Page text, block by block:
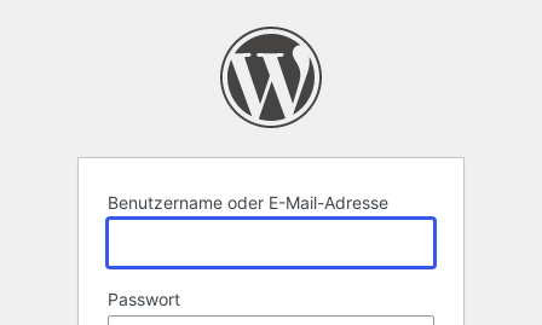
Benutzername oder E-Mail-Adresse
Passwort